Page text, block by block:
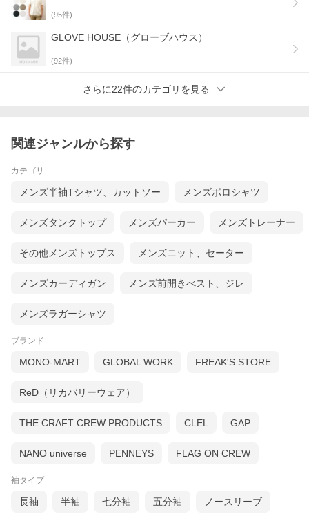
(95件)
GLOVE HOUSE（グローブハウス）
(92件)
さらに22件のカテゴリを見る
関連ジャンルから探す
カテゴリ
メンズ半袖Tシャツ、カットソー メンズポロシャツ
メンズタンクトップ メンズパーカー メンズトレーナー
その他メンズトップス メンズニット、セーター
メンズカーディガン メンズ前開きべスト、ジレ
メンズラガーシャツ
ブランド
MONO-MART GLOBAL WORK FREAK'S STORE
ReD（リカバリーウェア）
THE CRAFT CREW PRODUCTS CLEL GAP
NANO universe PENNEYS FLAG ON CREW
袖タイプ
長袖 半袖 七分袖 五分袖 ノースリーブ